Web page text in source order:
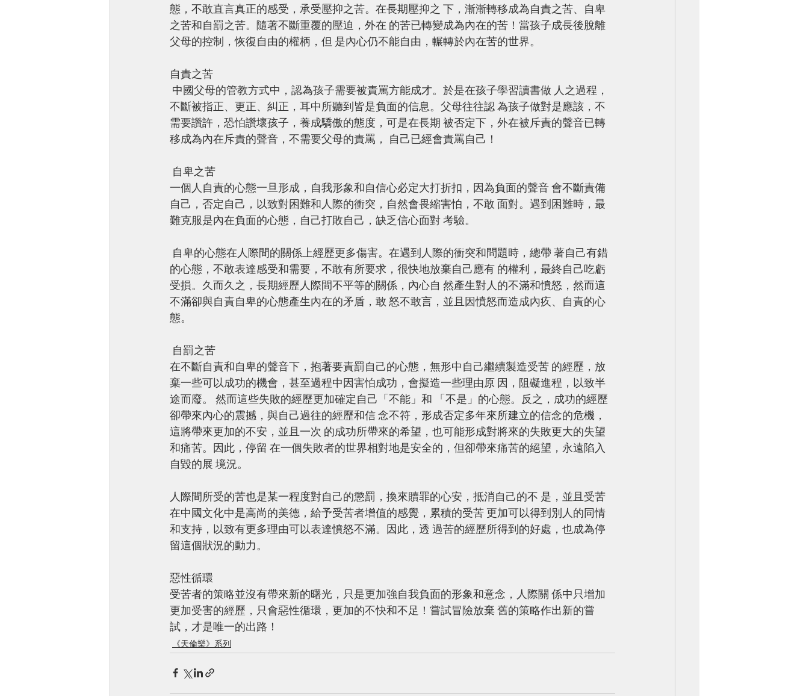
態，不敢直言真正的感受，承受壓抑之苦。在長期壓抑之 下，漸漸轉移成為自責之苦、自卑
之苦和自罰之苦。隨著不斷重覆的壓迫，外在 的苦已轉變成為內在的苦！當孩子成長後脫離
父母的控制，恢復自由的權柄，但 是內心仍不能自由，輾轉於內在苦的世界。
自責之苦
不斷被指正、更正、糾正，耳中所聽到皆是負面的信息。父母往往認 為孩子做對是應該，不
需要讚許，恐怕讚壞孩子，養成驕傲的態度，可是在長期 被否定下，外在被斥責的聲音已轉
移成為內在斥責的聲音，不需要父母的責罵， 自己已經會責罵自己！
自卑之苦
一個人自責的心態一旦形成，自我形象和自信心必定大打折扣，因為負面的聲音 會不斷責備
自己，否定自己，以致對困難和人際的衝突，自然會畏縮害怕，不敢 面對。遇到困難時，最
難克服是內在負面的心態，自己打敗自己，缺乏信心面對 考驗。
的心態，不敢表達感受和需要，不敢有所要求，很快地放棄自己應有 的權利，最終自己吃虧
受損。久而久之，長期經歷人際間不平等的關係，內心自 然產生對人的不滿和憤怒，然而這
不滿卻與自責自卑的心態產生內在的矛盾，敢 怒不敢言，並且因憤怒而造成內疚、自責的心
態。
自罰之苦
在不斷自責和自卑的聲音下，抱著要責罰自己的心態，無形中自己繼續製造受苦 的經歷，放
棄一些可以成功的機會，甚至過程中因害怕成功，會擬造一些理由原 因，阻礙進程，以致半
途而廢。 然而這些失敗的經歷更加確定自己「不能」和 「不是」的心態。反之，成功的經歷
卻帶來內心的震撼，與自己過往的經歷和信 念不符，形成否定多年來所建立的信念的危機，
這將帶來更加的不安，並且一次 的成功所帶來的希望，也可能形成對將來的失敗更大的失望
和痛苦。因此，停留 在一個失敗者的世界相對地是安全的，但卻帶來痛苦的絕望，永遠陷入
自毀的展 境況。
人際間所受的苦也是某一程度對自己的懲罰，換來贖罪的心安，抵消自己的不 是，並且受苦
在中國文化中是高尚的美德，給予受苦者增值的感覺，累積的受苦 更加可以得到別人的同情
和支持，以致有更多理由可以表達憤怒不滿。因此，透 過苦的經歷所得到的好處，也成為停
留這個狀況的動力。
惡性循環
受苦者的策略並沒有帶來新的曙光，只是更加強自我負面的形象和意念，人際關 係中只增加
更加受害的經歷，只會惡性循環，更加的不快和不足！嘗試冒險放棄 舊的策略作出新的嘗
試，才是唯一的出路！
《天倫樂》系列